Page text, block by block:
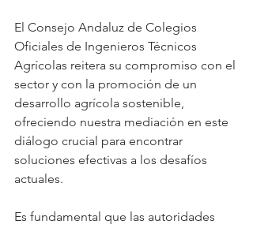
El Consejo Andaluz de Colegios
Oficiales de Ingenieros Técnicos
Agrícolas reitera su compromiso con el
sector y con la promoción de un
desarrollo agrícola sostenible,
ofreciendo nuestra mediación en este
diálogo crucial para encontrar
soluciones efectivas a los desafíos
actuales.
Es fundamental que las autoridades